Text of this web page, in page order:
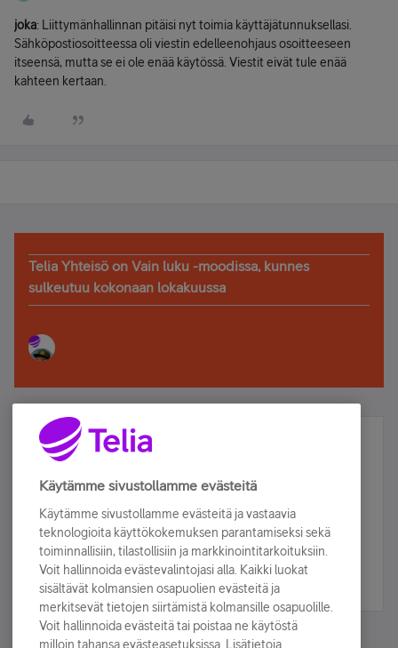
joka: Liittymänhallinnan pitäisi nyt toimia käyttäjätunnuksellasi.
Sähköpostiosoitteessa oli viestin edelleenohjaus osoitteeseen
itseensä, mutta se ei ole enää käytössä. Viestit eivät tule enää
kahteen kertaan.
Telia Yhteisö on Vain luku -moodissa, kunnes
sulkeutuu kokonaan lokakuussa
Älä jää paitsi – osallistu ja voita!
Tilaa Telian uutiskirje ja olet mukana arvonnassa.
sähköpostiisi.
Tilaa nyt
Käytämme sivustollamme evästeitä
Käytämme sivustollamme evästeitä ja vastaavia
teknologioita käyttökokemuksen parantamiseksi sekä
toiminnallisiin, tilastollisiin ja markkinointitarkoituksiin.
Voit hallinnoida evästevalintojasi alla. Kaikki luokat
sisältävät kolmansien osapuolien evästeitä ja
merkitsevät tietojen siirtämistä kolmansille osapuolille.
Voit hallinnoida evästeitä tai poistaa ne käytöstä
milloin tahansa evästeasetuksissa. Lisätietoja